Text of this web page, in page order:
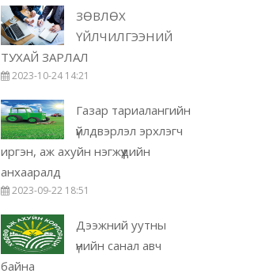
ЗӨВЛӨХ
ҮЙЛЧИЛГЭЭНИЙ
ТУХАЙ ЗАРЛАЛ
2023-10-24 14:21
Газар тариалангийн
үйлдвэрлэл эрхлэгч
иргэн, аж ахуйн нэгжүүдийн
анхааралд
2023-09-22 18:51
Дээжний уутны
үнийн санал авч
байна